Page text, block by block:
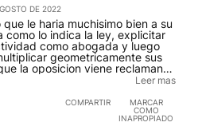
DE 2022
le haria muchisimo bien a su
como lo indica la ley, explicitar
como abogada y luego
geometricamente sus
la oposicion viene reclamando
de los argentinos de
que esta siendo juzgada,
Politicos, deben transparentar
ser PERSONAJES
Leer mas
COMPARTIR
MARCAR
COMO
INAPROPIADO